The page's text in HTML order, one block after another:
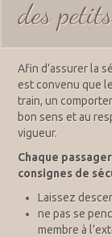
des
Afin d’assurer la
est convenu que
train, un
bon sens et au
vigueur.
Chaque
consignes de
Laissez
ne pas se
membre à